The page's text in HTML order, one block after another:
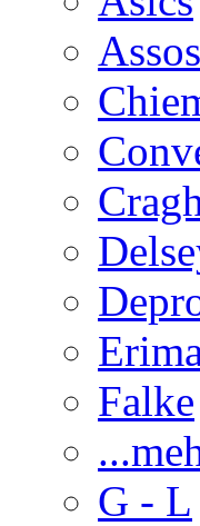
Assos
Falke
G - L